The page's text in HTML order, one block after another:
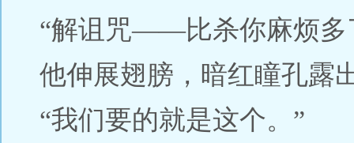
“解诅咒——比杀你麻烦多
他伸展翅膀，暗红瞳孔露
“我们要的就是这个。”